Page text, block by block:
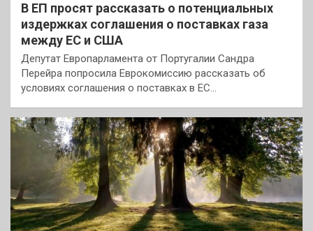
В ЕП просят рассказать о потенциальных
издержках соглашения о поставках газа
между ЕС и США
Депутат Европарламента от Португалии Сандра
Перейра попросила Еврокомиссию рассказать об
условиях соглашения о поставках в ЕС…